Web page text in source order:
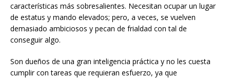
características más sobresalientes. Necesitan ocupar un lugar
de estatus y mando elevados; pero, a veces, se vuelven
demasiado ambiciosos y pecan de frialdad con tal de
conseguir algo.
Son dueños de una gran inteligencia práctica y no les cuesta
cumplir con tareas que requieran esfuerzo, ya que